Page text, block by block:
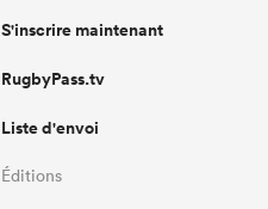
S'inscrire maintenant
RugbyPass.tv
Liste d'envoi
Éditions